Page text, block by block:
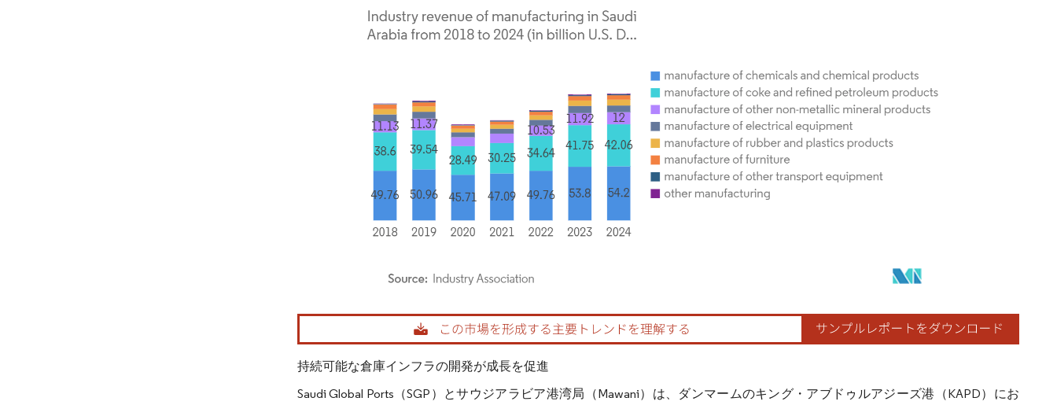
画像 © Mordor Intelligence。再利用にはCC BY 4.0の表示が必要です。
持続可能な倉庫インフラの開発が成長を促進
Saudi Global Ports（SGP）とサウジアラビア港湾局（Mawani）は、ダンマームのキング・アブドゥルアジーズ港（KAPD）にお